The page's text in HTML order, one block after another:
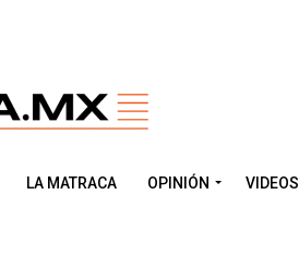
LA MATRACA OPINIÓN VIDEOS